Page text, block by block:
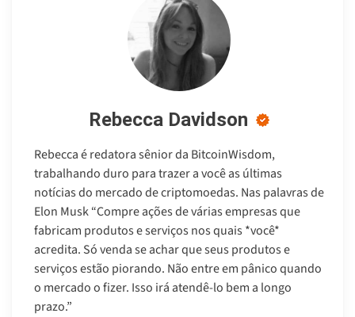
Rebecca Davidson
Rebecca é redatora sênior da BitcoinWisdom,
trabalhando duro para trazer a você as últimas
notícias do mercado de criptomoedas. Nas palavras de
Elon Musk “Compre ações de várias empresas que
fabricam produtos e serviços nos quais *você*
acredita. Só venda se achar que seus produtos e
serviços estão piorando. Não entre em pânico quando
o mercado o fizer. Isso irá atendê-lo bem a longo
prazo.”